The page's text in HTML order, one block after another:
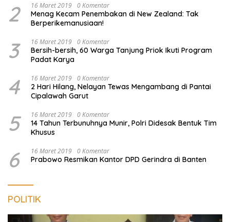
2 16 Maret 2019 0 Komentar
Menag Kecam Penembakan di New Zealand: Tak
Berperikemanusiaan!
3 16 Maret 2019 0 Komentar
Bersih-bersih, 60 Warga Tanjung Priok Ikuti Program
Padat Karya
4 16 Maret 2019 0 Komentar
2 Hari Hilang, Nelayan Tewas Mengambang di Pantai
Cipalawah Garut
5 16 Maret 2019 0 Komentar
14 Tahun Terbunuhnya Munir, Polri Didesak Bentuk Tim
Khusus
6 16 Maret 2019 0 Komentar
Prabowo Resmikan Kantor DPD Gerindra di Banten
POLITIK